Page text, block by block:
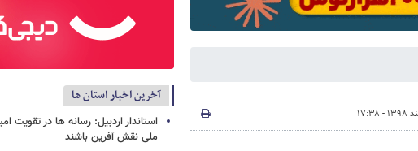
آخرین اخبار استان ها
استاندار اردبیل: رسانه ها در تقویت
ملی نقش‌ آفرین باشند